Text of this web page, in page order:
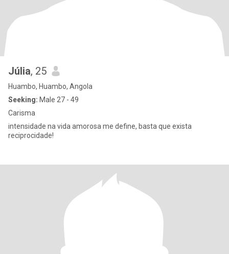
Júlia, 25
Huambo, Huambo, Angola
Seeking: Male 27 - 49
Carisma
intensidade na vida amorosa me define, basta que exista
reciprocidade!